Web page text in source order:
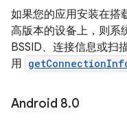
如果您的应用安装在搭
高版本的设备上，则系
BSSID、连接信息或扫
用
Android 8.0